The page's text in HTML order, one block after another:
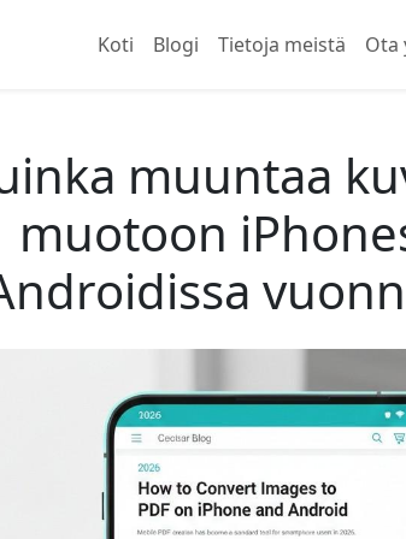
Koti Blogi Tietoja meistä Ota
muuntaa
muotoon